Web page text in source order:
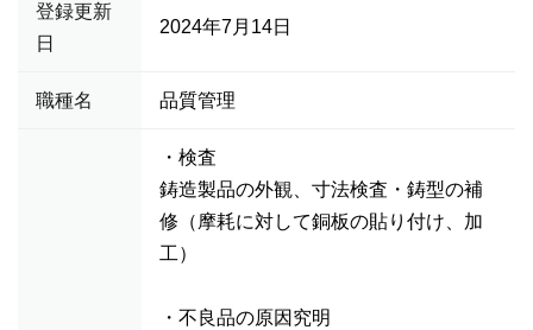
登録更新
日
2024年7月14日
職種名 品質管理
・検査
鋳造製品の外観、寸法検査・鋳型の補
修（摩耗に対して銅板の貼り付け、加
工）
・不良品の原因究明